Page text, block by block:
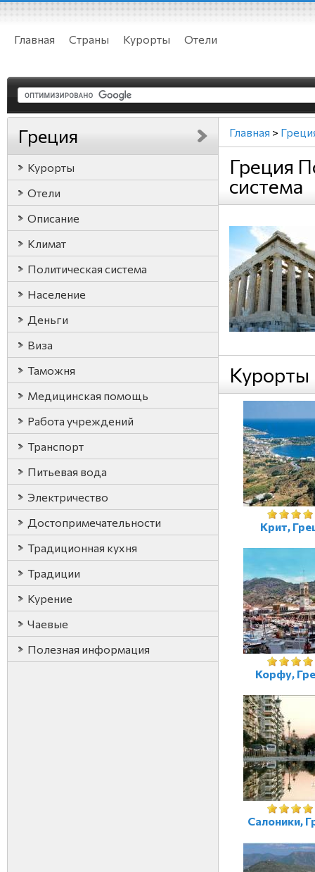
Главная Страны Курорты Отели
Греция
Курорты
Отели
Описание
Климат
Политическая система
Население
Деньги
Виза
Таможня
Медицинская помощь
Работа учреждений
Транспорт
Питьевая вода
Электричество
Достопримечательности
Традиционная кухня
Традиции
Курение
Чаевые
Полезная информация
Главная >
Греция
система
Курорты
Крит,
Корфу,
Салоники,